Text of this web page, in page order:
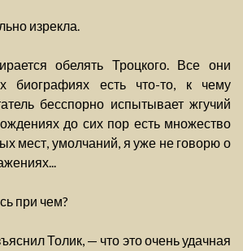
изрекла.
обелять Троцкого. Все они
есть что-то, к чему
бесспорно испытывает жгучий
до сих пор есть множество
мест, умолчаний, я уже не говорю о
при чем?
Толик, — что это очень удачная